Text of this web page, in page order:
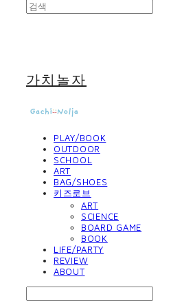
가치놀자
PLAY/BOOK
OUTDOOR
SCHOOL
ART
BAG/SHOES
키즈로브
ART
SCIENCE
BOARD GAME
BOOK
LIFE/PARTY
REVIEW
ABOUT